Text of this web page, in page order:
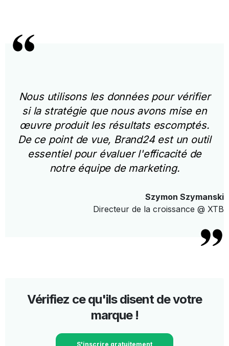
Nous utilisons les données pour vérifier
si la stratégie que nous avons mise en
œuvre produit les résultats escomptés.
De ce point de vue, Brand24 est un outil
essentiel pour évaluer l'efficacité de
notre équipe de marketing.
Szymon Szymanski
Directeur de la croissance @ XTB
Vérifiez ce qu'ils disent de votre
marque !
S'inscrire gratuitement